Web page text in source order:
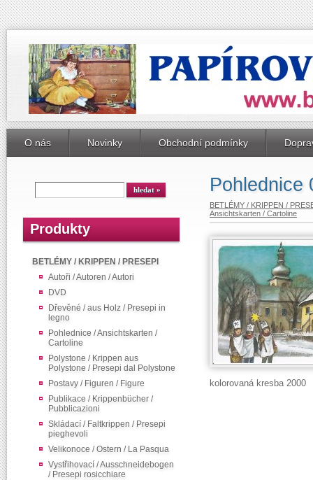
O nás Novinky Obchodní podmínky
Produkty
BETLÉMY / KRIPPEN / PRESEPI
Autoři / Autoren / Autori
DVD
Dřevěné / aus Holz / Presepi in
legno
Pohlednice / Ansichtskarten /
Cartoline
Polystone / Krippen aus
Polystone / Presepi dal Polystone
Postavy / Figuren / Figure
Publikace / Krippenbücher /
Pubblicazioni
Skládací / Faltkrippen / Presepi
pieghevoli
Velikonoce / Ostern / La Pasqua
Vystřihovací / Ausschneidebogen
/ Presepi rosicchiare
Pohlednice
BETLÉMY / KRIPPEN /
Ansichtskarten / Cartoline
kolorovaná kresba 2000